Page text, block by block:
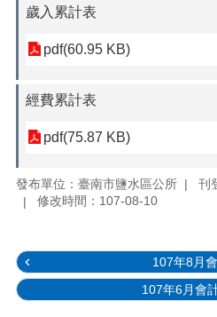
歲入累計表
pdf(60.95 KB)
經費累計表
pdf(75.87 KB)
發布單位：臺南市鹽水區公所
刊
修改時間：107-08-10
107年8月
107年6月會